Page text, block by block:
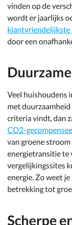
vinden op de
wordt er jaarlijks
klantvriendelijkste
door een
Veel huishoudens
met
criteria vindt, dan
CO2-
van groene
energietransitie te
vergelijkingssites
energie. Zo weet
betrekking tot
Scherpe